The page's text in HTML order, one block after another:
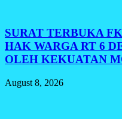
SURAT TERBUKA
HAK WARGA RT 6
OLEH KEKUATAN
August 8, 2026